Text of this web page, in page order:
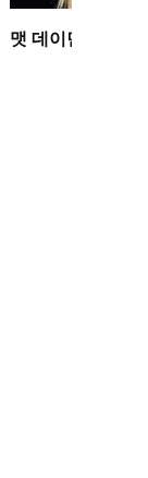
맷 데이먼 딸, 인